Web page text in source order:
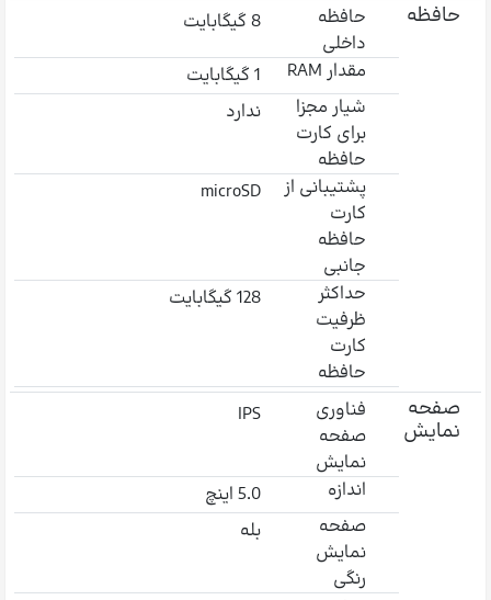
حافظه
حافظه
داخلی
8 گیگابایت
مقدار RAM
1 گیگابایت
شیار مجزا
برای کارت
حافظه
ندارد
پشتیبانی از
کارت
حافظه
جانبی
microSD
حداکثر
ظرفیت
کارت
حافظه
128 گیگابایت
صفحه
نمایش
فناوری
صفحه
نمایش
IPS
اندازه
5.0 اینچ
صفحه
نمایش
رنگی
بله